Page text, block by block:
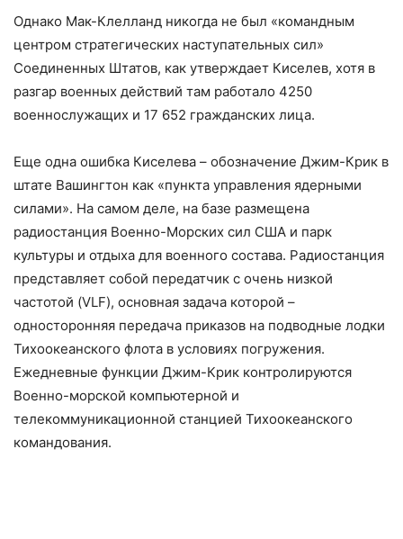
Однако Мак-Клелланд никогда не был «командным
центром стратегических наступательных сил»
Соединенных Штатов, как утверждает Киселев, хотя в
разгар военных действий там работало 4250
военнослужащих и 17 652 гражданских лица.
Еще одна ошибка Киселева – обозначение Джим-Крик в
штате Вашингтон как «пункта управления ядерными
силами». На самом деле, на базе размещена
радиостанция Военно-Морских сил США и парк
культуры и отдыха для военного состава. Радиостанция
представляет собой передатчик с очень низкой
частотой (VLF), основная задача которой –
односторонняя передача приказов на подводные лодки
Тихоокеанского флота в условиях погружения.
Ежедневные функции Джим-Крик контролируются
Военно-морской компьютерной и
телекоммуникационной станцией Тихоокеанского
командования.